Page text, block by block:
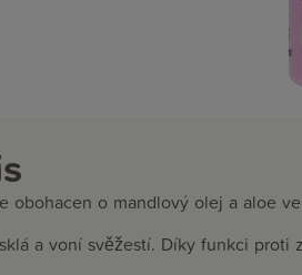
obohacen o mandlový olej a aloe
a voní svěžestí. Díky funkci proti